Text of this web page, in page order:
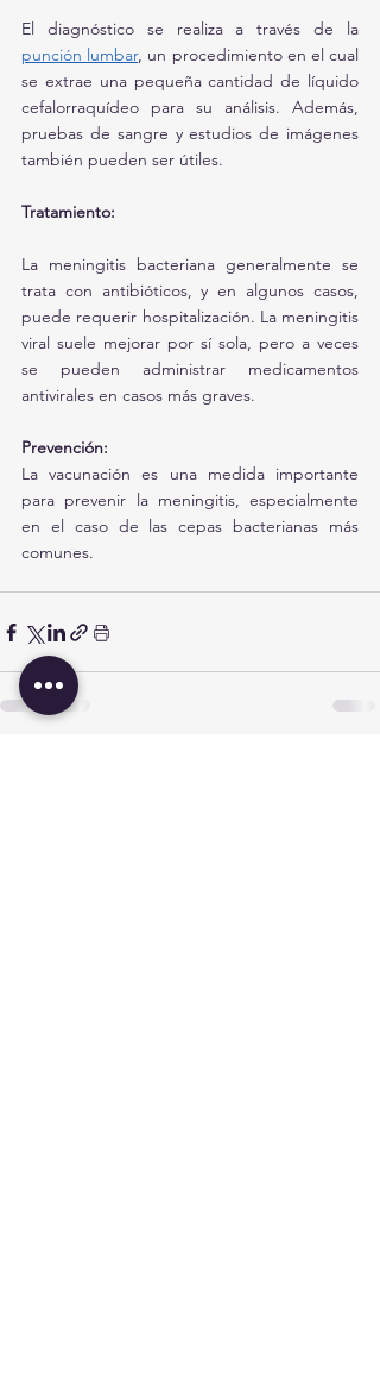
punción lumbar, un procedimiento en el cual
se extrae una pequeña cantidad de líquido
cefalorraquídeo para su análisis. Además,
pruebas de sangre y estudios de imágenes
también pueden ser útiles.
Tratamiento:
La meningitis bacteriana generalmente se
trata con antibióticos, y en algunos casos,
puede requerir hospitalización. La meningitis
viral suele mejorar por sí sola, pero a veces
se pueden administrar medicamentos
antivirales en casos más graves.
Prevención:
La vacunación es una medida importante
para prevenir la meningitis, especialmente
en el caso de las cepas bacterianas más
comunes.